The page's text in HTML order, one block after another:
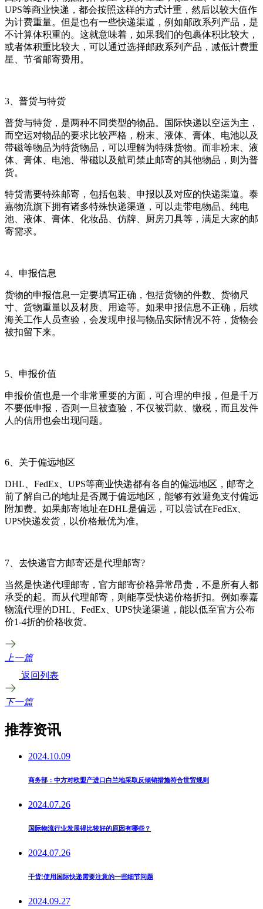
UPS等商业快递，都会按照这样的方式计重，然后以较大值作
为计费重量。但是也有一些快递渠道，例如邮政系列产品，是
不计算体积重的。这就意味着，如果我们的包裹体积比较大，
或者体积重比较大，可以通过选择邮政系列产品，减低计费重
星、节省邮寄费用。
3、普货与特货
普货与特货，是两种不同类型的物品。国际快递以空运为主，
而空运对物品的要求比较严格，粉末、液体、膏体、电池以及
带磁等物品为特货物品，可以理解为特殊货物。而非粉末、液
体、膏体、电池、带磁以及航司禁止邮寄的其他物品，则为普
货。
特货需要特殊邮寄，包括包装、申报以及对应的快递渠道。泰
嘉物流旗下拥有诸多特殊快递渠道，可以走带电物品、纯电
池、液体、膏体、化妆品、仿牌、厨房刀具等，满足大家的邮
寄需求。
4、申报信息
货物的申报信息一定要填写正确，包括货物的件数、货物尺
寸、货物重量以及材质、用途等。如果申报信息不正确，后续
海关工作人员查验，会发现申报与物品实际情况不符，货物会
被扣留下来。
5、申报价值
申报价值也是一个非常重要的方面，可合理的申报，但是千万
不要低申报，否则一旦被查验，不仅被罚款、缴税，而且发件
人的信用也会出现问题。
6、关于偏远地区
DHL、FedEx、UPS等商业快递都有各自的偏远地区，邮寄之
前了解自己的地址是否属于偏远地区，能够有效避免支付偏远
附加费。如果邮寄地址在DHL是偏远，可以尝试在FedEx、
UPS快递发货，以价格最优为准。
7、去快递官方邮寄还是代理邮寄?
当然是快递代理邮寄，官方邮寄价格异常昂贵，不是所有人都
承受的起。而从代理邮寄，则能享受快递价格折扣。例如泰嘉
物流代理的DHL、FedEx、UPS快递渠道，能以低至官方公布
价1-4折的价格收货。
上一篇
返回列表
下一篇
推荐资讯
2024.10.09
商务部：中方对欧盟产进口白兰地采取反倾销措施符合世贸规则
2024.07.26
国际物流行业发展得比较好的原因有哪些？
2024.07.26
干货!使用国际快递需要注意的一些细节问题
2024.09.27